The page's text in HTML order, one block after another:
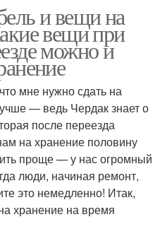
и вещи на
вещи при
можно и
мне нужно сдать на
— ведь Чердак знает о
после переезда
на хранение половину
проще — у нас огромный
люди, начиная ремонт,
это немедленно! Итак,
хранение на время